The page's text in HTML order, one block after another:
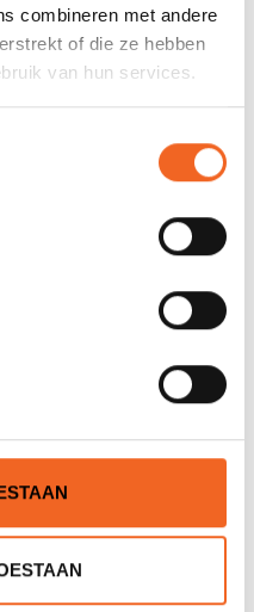
combineren met andere
of die ze hebben
van hun services.
Rewind Action+ LG